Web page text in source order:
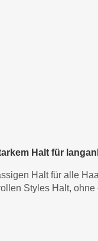
Halt für
Halt für alle
Styles Halt,